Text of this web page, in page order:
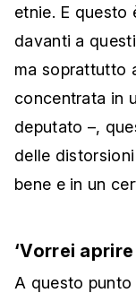
etnie. E questo
davanti a
ma soprattutto
concentrata in
deputato –,
delle
bene e in un
‘Vorrei
A questo punto